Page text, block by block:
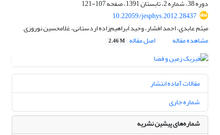
دوره 38، شماره 2، تابستان 1391، صفحه
107-121
10.22059/jesphys.2012.28437
میثم عابدی، احمد افشار، وحید ابراهیم‌زاده اردستانی، غلامحسین نوروزی
مشاهده مقاله
اصل مقاله 2.46 M
مقالات آماده انتشار
شماره جاری
شماره‌های پیشین نشریه